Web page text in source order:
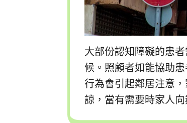
大部份認知障礙的患
候。照顧者如能協助
行為會引起鄰居注意
諒，當有需要時家人